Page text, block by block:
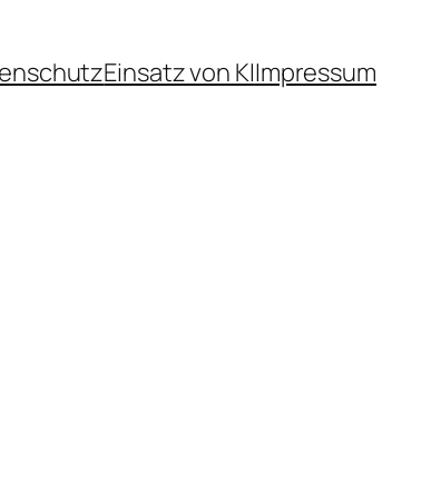
Einsatz von KIImpressum